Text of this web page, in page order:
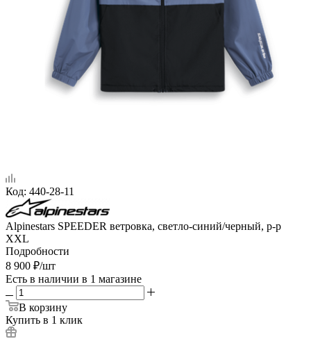
Код: 440-28-11
Alpinestars SPEEDER ветровка, светло-синий/черный, р-р
XXL
Подробности
8 900 ₽/шт
Есть в наличии в 1 магазине
В корзину
Купить в 1 клик